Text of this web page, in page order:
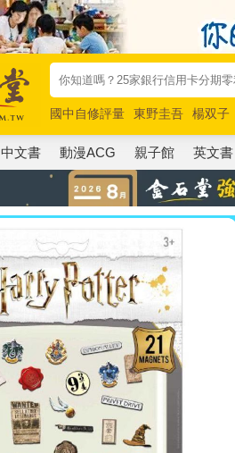
國中自修評量 東野圭吾 楊双子
唯紅花綻放
奧德賽 路邊攤新作
中文書 動漫ACG 親子館 英文書